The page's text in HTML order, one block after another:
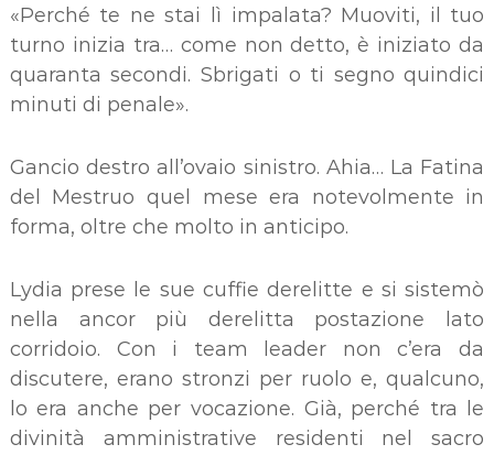
«Perché te ne stai lì impalata? Muoviti, il tuo
turno inizia tra… come non detto, è iniziato da
quaranta secondi. Sbrigati o ti segno quindici
minuti di penale».
Gancio destro all’ovaio sinistro. Ahia… La Fatina
del Mestruo quel mese era notevolmente in
forma, oltre che molto in anticipo.
Lydia prese le sue cuffie derelitte e si sistemò
nella ancor più derelitta postazione lato
corridoio. Con i team leader non c’era da
discutere, erano stronzi per ruolo e, qualcuno,
lo era anche per vocazione. Già, perché tra le
divinità amministrative residenti nel sacro